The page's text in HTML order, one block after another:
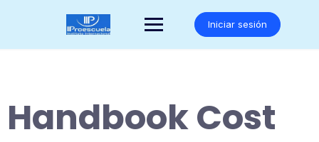
Iniciar sesión
Handbook Cost